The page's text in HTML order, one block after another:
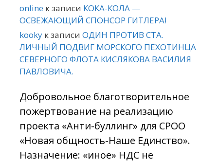
online к записи КОКА-КОЛА —
ОСВЕЖАЮЩИЙ СПОНСОР ГИТЛЕРА!
kooky к записи ОДИН ПРОТИВ СТА.
ЛИЧНЫЙ ПОДВИГ МОРСКОГО ПЕХОТИНЦА
СЕВЕРНОГО ФЛОТА КИСЛЯКОВА ВАСИЛИЯ
ПАВЛОВИЧА.
Добровольное благотворительное
пожертвование на реализацию
проекта «Анти-буллинг» для СРОО
«Новая общность-Наше Единство».
Назначение: «иное» НДС не